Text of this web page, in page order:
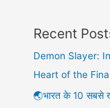
Recent
Demon Slayer:
Heart of the
🌏भारत के 10 सबसे